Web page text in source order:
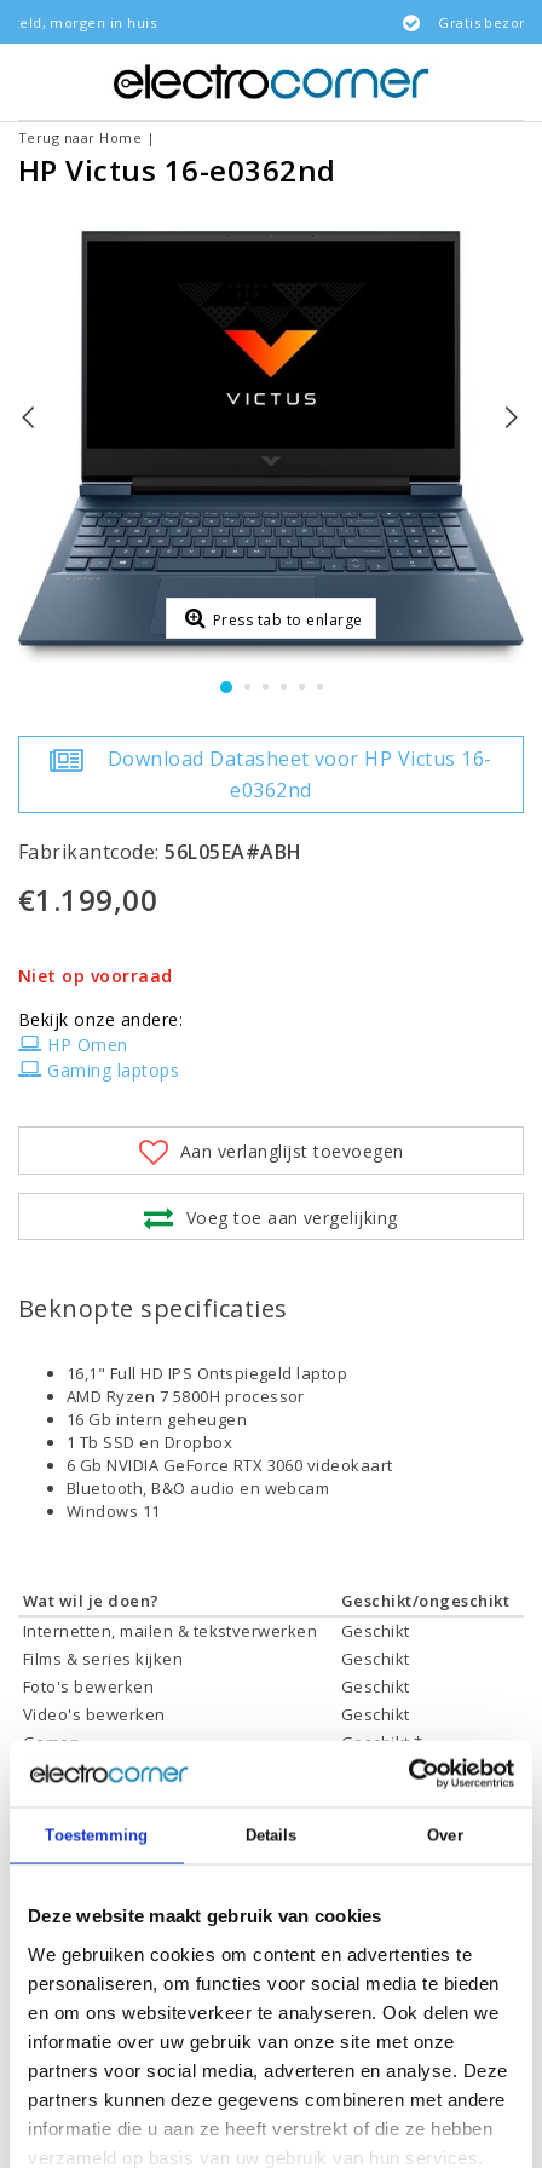
Toestemming Details Over
Deze website maakt gebruik van cookies
We gebruiken cookies om content en advertenties te
personaliseren, om functies voor social media te bieden
en om ons websiteverkeer te analyseren. Ook delen we
informatie over uw gebruik van onze site met onze
partners voor social media, adverteren en analyse. Deze
partners kunnen deze gegevens combineren met andere
informatie die u aan ze heeft verstrekt of die ze hebben
verzameld op basis van uw gebruik van hun services.
huis Gratis bezorgd
Terug naar Home |
HP Victus 16-e0362nd
Press tab to enlarge
Download Datasheet voor HP Victus 16-
e0362nd
Fabrikantcode:56L05EA#ABH
€1.199,00
Niet op voorraad
Bekijk onze andere:
HP Omen
Gaming laptops
Aan verlanglijst toevoegen
Voeg toe aan vergelijking
Beknopte specificaties
16,1" Full HD IPS Ontspiegeld laptop
AMD Ryzen 7 5800H processor
16 Gb intern geheugen
1 Tb SSD en Dropbox
6 Gb NVIDIA GeForce RTX 3060 videokaart
Bluetooth, B&O audio en webcam
Windows 11
Wat wil je doen?
Geschikt/ongeschikt
Internetten, mailen & tekstverwerken
Geschikt
Films & series kijken
Geschikt
Foto's bewerken
Geschikt
Video's bewerken
Geschikt
Gamen
Geschikt *
* Systeemvereisten zijn sterk afhankelijk van de games die u wilt spelen,
Schermdiagonaal:
16.1 inch (40,9 cm)
Scherm resolutie:
1920 x 1080 (Full HD)
Touchscreen:
-
Scherm reflectie:
Ontspiegeld
Scherm omklapbaar:
-